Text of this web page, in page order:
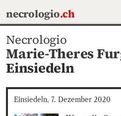
necrologio.ch
Necrologio
Marie-Theres
Einsiedeln
Einsiedeln, 7. Dezember 2020